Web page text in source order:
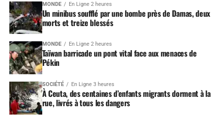
MONDE En Ligne 2 heures
Un minibus soufflé par une bombe près de Damas, deux
morts et treize blessés
MONDE En Ligne 2 heures
Taïwan barricade un pont vital face aux menaces de
Pékin
SOCIÉTÉ En Ligne 3 heures
À Ceuta, des centaines d’enfants migrants dorment à la
rue, livrés à tous les dangers